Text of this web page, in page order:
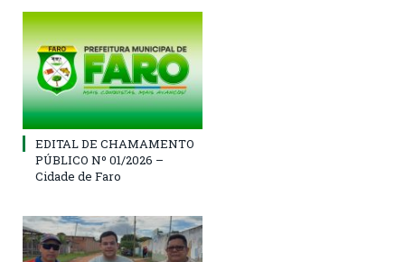
EDITAL DE CHAMAMENTO
PÚBLICO Nº 01/2026 –
Cidade de Faro